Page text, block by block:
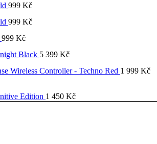
999 Kč
999 Kč
999 Kč
Black 5 399 Kč
Wireless Controller - Techno Red 1 999 Kč
Edition 1 450 Kč